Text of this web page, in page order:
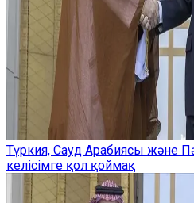
Түркия, Сауд Арабиясы және
келісімге қол қоймақ